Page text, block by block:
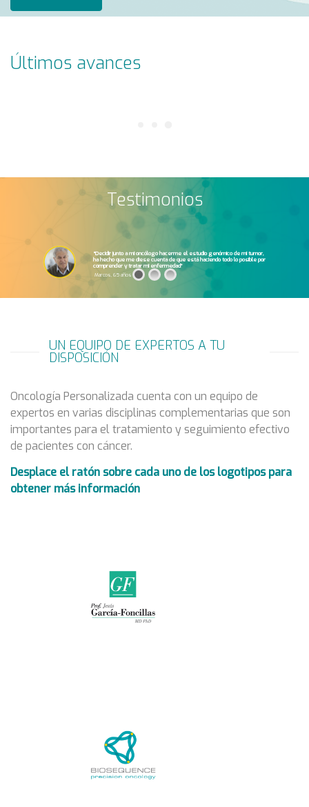
Últimos avances
Testimonios
“Decidir junto a mi oncólogo hacerme el estudio genómico de mi tumor,
ha hecho que me diese cuenta de que está haciendo todo lo posible por
comprender y tratar mi enfermedad”
Marcos, 65 años
UN EQUIPO DE EXPERTOS A TU
DISPOSICIÓN
Oncología Personalizada cuenta con un equipo de
expertos en varias disciplinas complementarias que son
importantes para el tratamiento y seguimiento efectivo
de pacientes con cáncer.
Desplace el ratón sobre cada uno de los logotipos para
obtener más información